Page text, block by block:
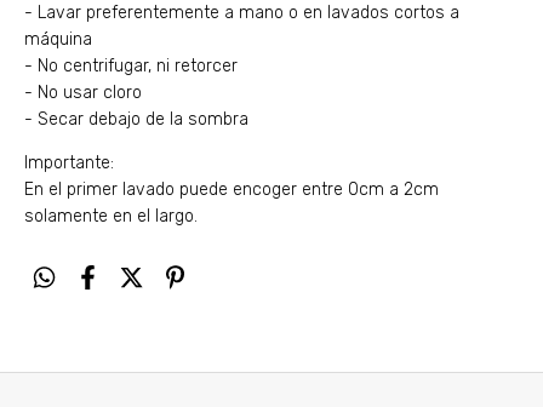
- Lavar preferentemente a mano o en lavados cortos a
máquina
- No centrifugar, ni retorcer
- No usar cloro
- Secar debajo de la sombra
Importante:
En el primer lavado puede encoger entre 0cm a 2cm
solamente en el largo.